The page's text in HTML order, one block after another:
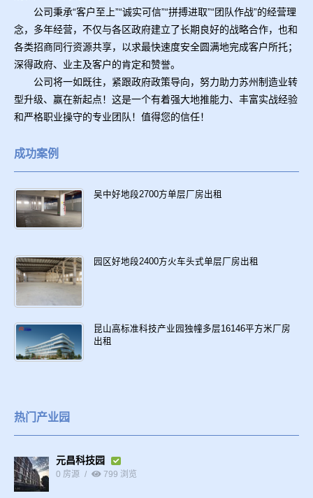
公司秉承“客户至上”“诚实可信”“拼搏进取”“团队作战”的经营理
念，多年经营，不仅与各区政府建立了长期良好的战略合作，也和
各类招商同行资源共享，以求最快速度安全圆满地完成客户所托；
深得政府、业主及客户的肯定和赞誉。
公司将一如既往，紧跟政府政策导向，努力助力苏州制造业转
型升级、赢在新起点！这是一个有着强大地推能力、丰富实战经验
和严格职业操守的专业团队！值得您的信任！
成功案例
吴中好地段2700方单层厂房出租
园区好地段2400方火车头式单层厂房出租
昆山高标准科技产业园独幢多层16146平方米厂房
出租
热门产业园
元昌科技园
0 房源 799 浏览